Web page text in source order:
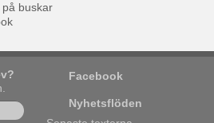
buskar
Facebook
Nyhetsflöden